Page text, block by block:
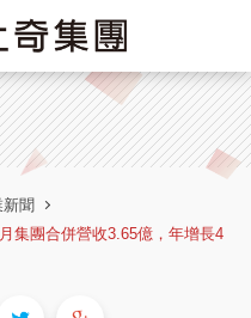
聞
集團合併營收3.65億，年增長4